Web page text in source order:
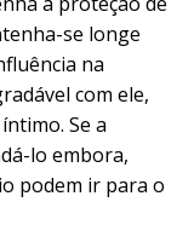
se longe
na
com ele,
Se a
lo embora,
podem ir para o